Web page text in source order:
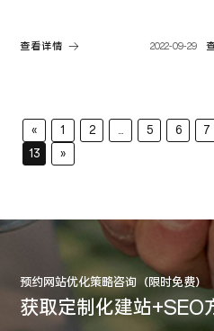
查看详情 2022-09-29
« 1 2 5 6 7
13
»
预约网站优化策略咨询（限时免费）
获取定制化建站+SEO